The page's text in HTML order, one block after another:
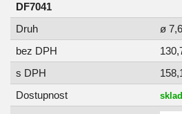
DF7041
Druh
ø
bez DPH
s DPH
Dostupnost